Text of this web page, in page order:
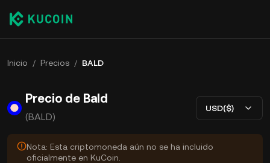
Inicio / Precios / BALD
Precio de Bald
(BALD)
USD($)
Nota: Esta criptomoneda aún no se ha incluido
oficialmente en KuCoin.